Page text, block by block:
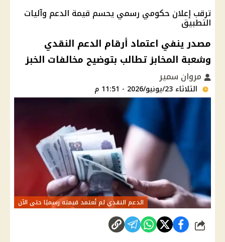
ترقب إعلان حكومي رسمي يحسم قيمة الدعم وآليات
التطبيق
مصدر ينفي اعتماد أرقام الدعم النقدي
وشعبة المخابز تطالب بتوضيح مخالفات الخبز
مروان سمير
الثلاثاء 23/يونيو/2026 - 11:51 م
الدعم النقدي لم تُعتمد قيمته رسميًا حتى الآن
شارك